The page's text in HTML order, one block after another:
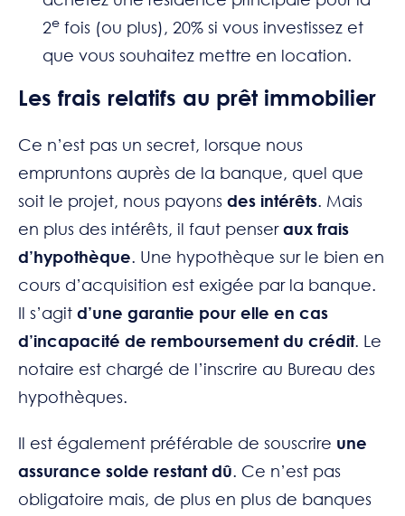
2e fois (ou plus), 20% si vous investissez et
que vous souhaitez mettre en location.
Les frais relatifs au prêt immobilier
Ce n’est pas un secret, lorsque nous
empruntons auprès de la banque, quel que
soit le projet, nous payons des intérêts. Mais
en plus des intérêts, il faut penseraux frais
d’hypothèque. Une hypothèque sur le bien en
cours d’acquisition est exigée par la banque.
Il s’agit d’une garantie pour elle en cas
d’incapacité de remboursement du crédit. Le
notaire est chargé de l’inscrire au Bureau des
hypothèques.
Il est également préférable de souscrire une
assurance solde restant dû. Ce n’est pas
obligatoire mais, de plus en plus de banques